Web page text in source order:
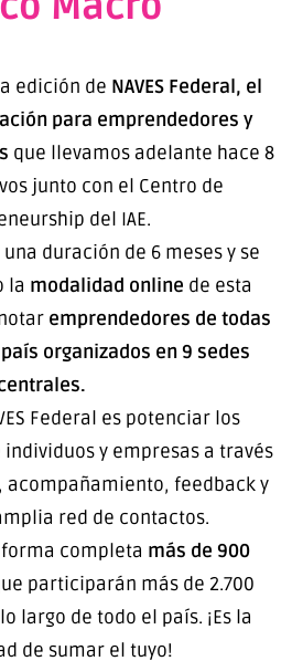
edición de NAVES Federal, el
para emprendedores y
que llevamos adelante hace 8
junto con el Centro de
del IAE.
duración de 6 meses y se
la modalidad online de esta
emprendedores de todas
organizados en 9 sedes
Federal es potenciar los
y empresas a través
feedback y
red de contactos.
completa más de 900
participarán más de 2.700
largo de todo el país. ¡Es la
de sumar el tuyo!